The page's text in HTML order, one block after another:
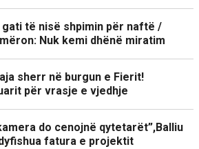
gati të nisë shpimin për naftë /
Nuk kemi dhënë miratim
sherr në burgun e Fierit!
për vrasje e vjedhje
do cenojnë qytetarët”,Balliu
dyfishua fatura e projektit